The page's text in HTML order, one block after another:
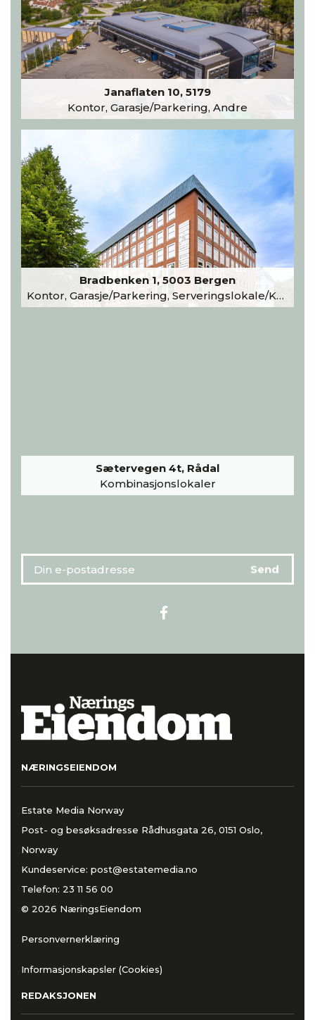
Janaflaten 10, 5179
Kontor, Garasje/Parkering, Andre
Bradbenken 1, 5003 Bergen
Kontor, Garasje/Parkering, Serveringslokale/Kantine, Undervisning/Arrangement
Sætervegen 4t, Rådal
Kombinasjonslokaler
NÆRINGSEIENDOM
Estate Media Norway
Post- og besøksadresse Rådhusgata 26, 0151 Oslo,
Norway
Kundeservice: post@estatemedia.no
Telefon: 23 11 56 00
© 2026 NæringsEiendom
Personvernerklæring
Informasjonskapsler (Cookies)
REDAKSJONEN